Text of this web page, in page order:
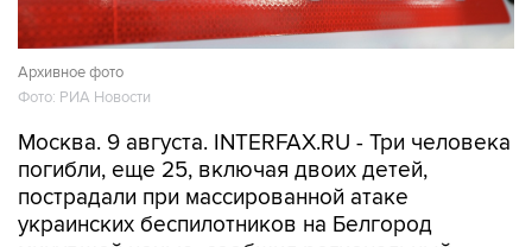
Архивное фото
Фото: РИА Новости
Москва. 9 августа. INTERFAX.RU - Три человека
пострадали при массированной атаке
украинских беспилотников на Белгород
минувшей ночью, сообщил региональный
оперштаб в воскресенье.